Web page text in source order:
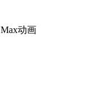
Max动画